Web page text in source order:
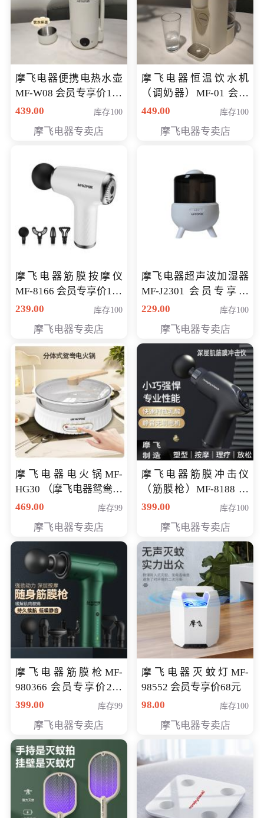
摩飞电器便携电热水壶
MF-W08 会员专享价198
元
439.00 库存100
摩飞电器专卖店
摩飞电器恒温饮水机
（调奶器）MF-01 会员
专享价366元
449.00 库存100
摩飞电器专卖店
摩飞电器筋膜按摩仪
MF-8166 会员专享价168
元
239.00 库存100
摩飞电器专卖店
摩飞电器超声波加湿器
MF-J2301 会员专享价
168元
229.00 库存100
摩飞电器专卖店
摩飞电器电火锅MF-
HG30 （摩飞电器鸳鸯锅
MF-HG30 ） 会员专享价
469.00 库存99
摩飞电器专卖店
摩飞电器筋膜冲击仪
（筋膜枪）MF-8188 会
员专享价268元
399.00 库存100
摩飞电器专卖店
摩飞电器筋膜枪MF-
980366 会员专享价299
元
399.00 库存99
摩飞电器专卖店
摩飞电器灭蚊灯MF-
98552 会员专享价68元
98.00
库存100
摩飞电器专卖店